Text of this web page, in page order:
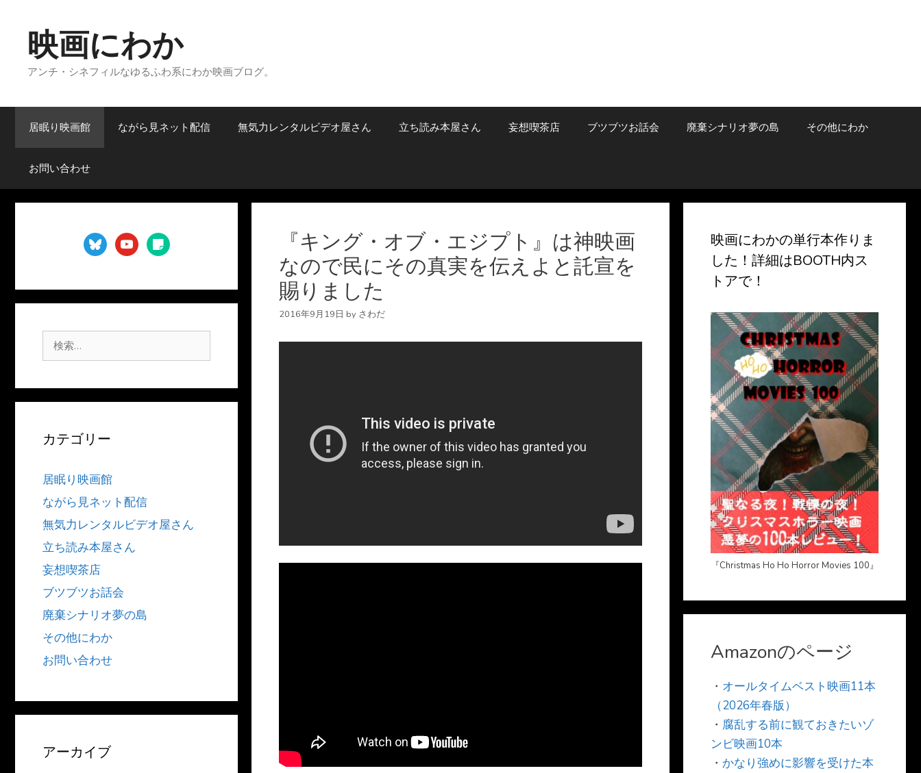
ス
映画にわか
アンチ・シネフィルなゆるふわ系にわか映画ブログ。
居眠り映画館 ながら見ネット配信 無気力レンタルビデオ屋さん 立ち読み本屋さん 妄想喫茶店 ブツブツお話会 廃棄シナリオ夢の島 その他にわか
お問い合わせ
『キング・オブ・エジプト』は神映画
なので民にその真実を伝えよと託宣を
賜りました
2016年9月19日 by さわだ
blueskyyoutubesticky-
note
索:
カテゴリー
居眠り映画館
ながら見ネット配信
無気力レンタルビデオ屋さん
立ち読み本屋さん
妄想喫茶店
ブツブツお話会
廃棄シナリオ夢の島
その他にわか
お問い合わせ
アーカイブ
映画にわかの単行本作りま
した！詳細はBOOTH内ス
トアで！
『Christmas Ho Ho Horror Movies 100』
Amazonのページ
・ オールタイムベスト映画11本
（2026年春版）
・ 腐乱する前に観ておきたいゾ
ンビ映画10本
・ かなり強めに影響を受けた本